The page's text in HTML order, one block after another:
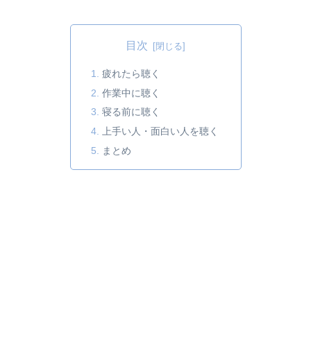
目次
疲れたら聴く
作業中に聴く
寝る前に聴く
上手い人・面白い人を聴く
まとめ